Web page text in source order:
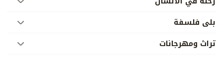
بلى فلسفة
تراث ومهرجانات